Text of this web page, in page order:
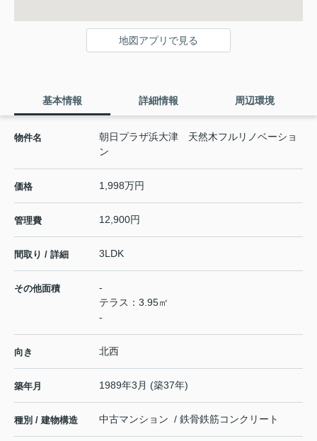
地図アプリで見る
基本情報 詳細情報 周辺環境
物件名
朝日プラザ浜大津 天然木フルリノベーショ
ン
価格 1,998万円
管理費 12,900円
間取り / 詳細 3LDK
その他面積
-
テラス：3.95㎡
-
向き 北西
築年月 1989年3月 (築37年)
種別 / 建物構造 中古マンション / 鉄骨鉄筋コンクリート